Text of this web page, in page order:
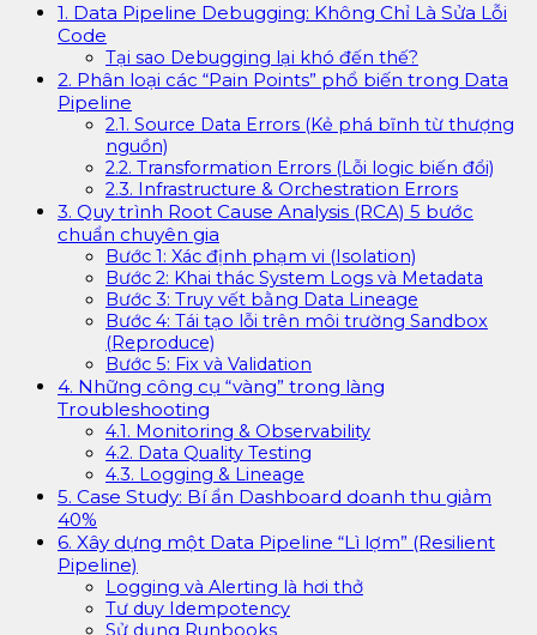
1. Data Pipeline Debugging: Không Chỉ Là Sửa Lỗi
Code
Tại sao Debugging lại khó đến thế?
2. Phân loại các “Pain Points” phổ biến trong Data
Pipeline
2.1. Source Data Errors (Kẻ phá bĩnh từ thượng
nguồn)
2.2. Transformation Errors (Lỗi logic biến đổi)
2.3. Infrastructure & Orchestration Errors
3. Quy trình Root Cause Analysis (RCA) 5 bước
chuẩn chuyên gia
Bước 1: Xác định phạm vi (Isolation)
Bước 2: Khai thác System Logs và Metadata
Bước 3: Truy vết bằng Data Lineage
Bước 4: Tái tạo lỗi trên môi trường Sandbox
(Reproduce)
Bước 5: Fix và Validation
4. Những công cụ “vàng” trong làng
Troubleshooting
4.1. Monitoring & Observability
4.2. Data Quality Testing
4.3. Logging & Lineage
5. Case Study: Bí ẩn Dashboard doanh thu giảm
40%
6. Xây dựng một Data Pipeline “Lì lợm” (Resilient
Pipeline)
Logging và Alerting là hơi thở
Tư duy Idempotency
Sử dụng Runbooks